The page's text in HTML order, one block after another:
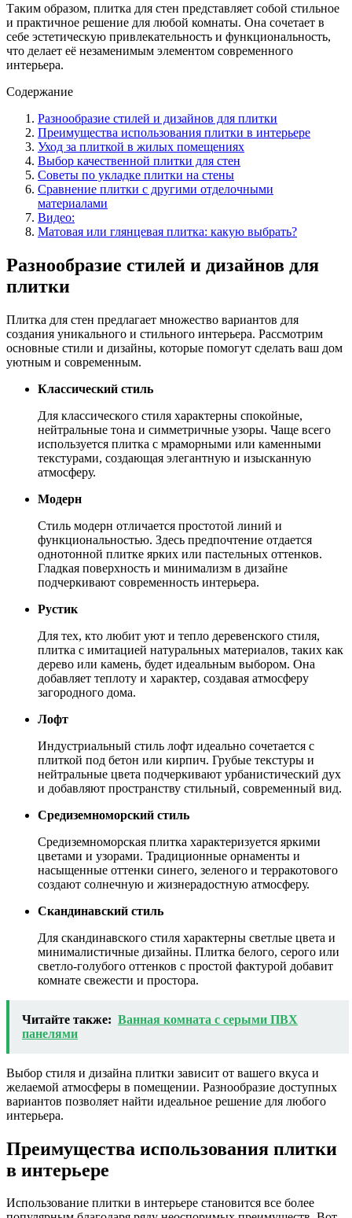
Таким образом, плитка для стен представляет собой стильное
и практичное решение для любой комнаты. Она сочетает в
себе эстетическую привлекательность и функциональность,
что делает её незаменимым элементом современного
интерьера.
Содержание
Разнообразие стилей и дизайнов для плитки
Преимущества использования плитки в интерьере
Уход за плиткой в жилых помещениях
Выбор качественной плитки для стен
Советы по укладке плитки на стены
Сравнение плитки с другими отделочными
материалами
Видео:
Матовая или глянцевая плитка: какую выбрать?
Разнообразие стилей и дизайнов для
плитки
Плитка для стен предлагает множество вариантов для
создания уникального и стильного интерьера. Рассмотрим
основные стили и дизайны, которые помогут сделать ваш дом
уютным и современным.
Классический стиль
Для классического стиля характерны спокойные,
нейтральные тона и симметричные узоры. Чаще всего
используется плитка с мраморными или каменными
текстурами, создающая элегантную и изысканную
атмосферу.
Модерн
Стиль модерн отличается простотой линий и
функциональностью. Здесь предпочтение отдается
однотонной плитке ярких или пастельных оттенков.
Гладкая поверхность и минимализм в дизайне
подчеркивают современность интерьера.
Рустик
Для тех, кто любит уют и тепло деревенского стиля,
плитка с имитацией натуральных материалов, таких как
дерево или камень, будет идеальным выбором. Она
добавляет теплоту и характер, создавая атмосферу
загородного дома.
Лофт
Индустриальный стиль лофт идеально сочетается с
плиткой под бетон или кирпич. Грубые текстуры и
нейтральные цвета подчеркивают урбанистический дух
и добавляют пространству стильный, современный вид.
Средиземноморский стиль
Средиземноморская плитка характеризуется яркими
цветами и узорами. Традиционные орнаменты и
насыщенные оттенки синего, зеленого и терракотового
создают солнечную и жизнерадостную атмосферу.
Скандинавский стиль
Для скандинавского стиля характерны светлые цвета и
минималистичные дизайны. Плитка белого, серого или
светло-голубого оттенков с простой фактурой добавит
комнате свежести и простора.
Читайте также: Ванная комната с серыми ПВХ
панелями
Выбор стиля и дизайна плитки зависит от вашего вкуса и
желаемой атмосферы в помещении. Разнообразие доступных
вариантов позволяет найти идеальное решение для любого
интерьера.
Преимущества использования плитки
в интерьере
Использование плитки в интерьере становится все более